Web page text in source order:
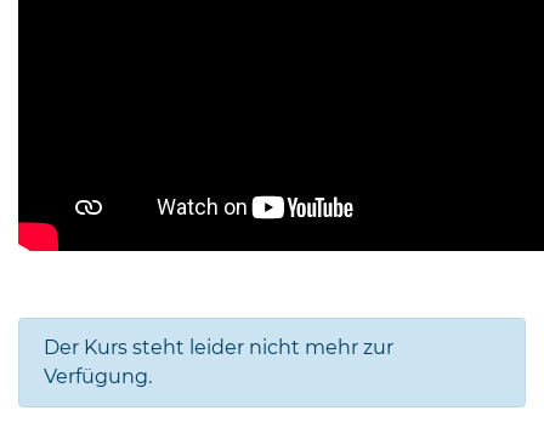
Der Kurs steht leider nicht mehr zur
Verfügung.